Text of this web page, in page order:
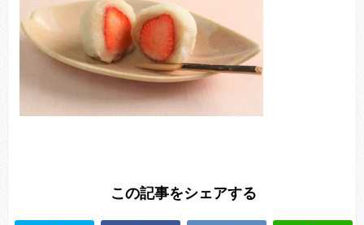
この記事をシェアする